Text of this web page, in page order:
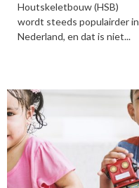
Houtskeletbouw (HSB)
wordt steeds populairder in
Nederland, en dat is niet...